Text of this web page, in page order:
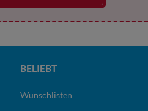
BELIEBT
Wunschlisten